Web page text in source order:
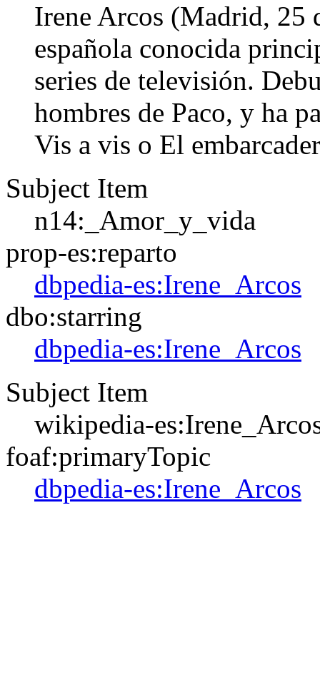
Irene Arcos (Madrid, 25
española conocida
series de televisión.
hombres de Paco, y ha
Vis a vis o El
Subject Item
n14:_Amor_y_vida
prop-es:reparto
dbpedia-es:Irene_Arcos
dbo:starring
dbpedia-es:Irene_Arcos
Subject Item
wikipedia-
foaf:primaryTopic
dbpedia-es:Irene_Arcos